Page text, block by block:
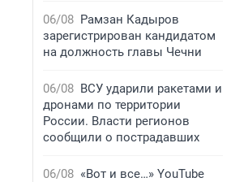
06/08 Рамзан Кадыров
зарегистрирован кандидатом
на должность главы Чечни
06/08 ВСУ ударили ракетами и
дронами по территории
России. Власти регионов
сообщили о пострадавших
06/08 «Вот и все…» YouTube